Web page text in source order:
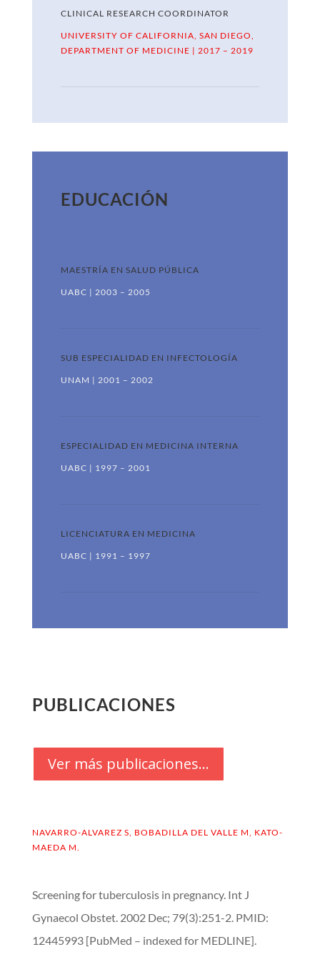
CLINICAL RESEARCH COORDINATOR
UNIVERSITY OF CALIFORNIA, SAN DIEGO,
DEPARTMENT OF MEDICINE | 2017 – 2019
EDUCACIÓN
MAESTRÍA EN SALUD PÚBLICA
UABC | 2003 – 2005
SUB ESPECIALIDAD EN INFECTOLOGÍA
UNAM | 2001 – 2002
ESPECIALIDAD EN MEDICINA INTERNA
UABC | 1997 – 2001
LICENCIATURA EN MEDICINA
UABC | 1991 – 1997
PUBLICACIONES
Ver más publicaciones...
NAVARRO-ALVAREZ S, BOBADILLA DEL VALLE M, KATO-
MAEDA M.
Screening for tuberculosis in pregnancy. Int J
Gynaecol Obstet. 2002 Dec; 79(3):251-2. PMID:
12445993 [PubMed – indexed for MEDLINE].